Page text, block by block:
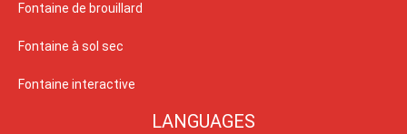
Fontaine de brouillard
Fontaine à sol sec
Fontaine interactive
LANGUAGES